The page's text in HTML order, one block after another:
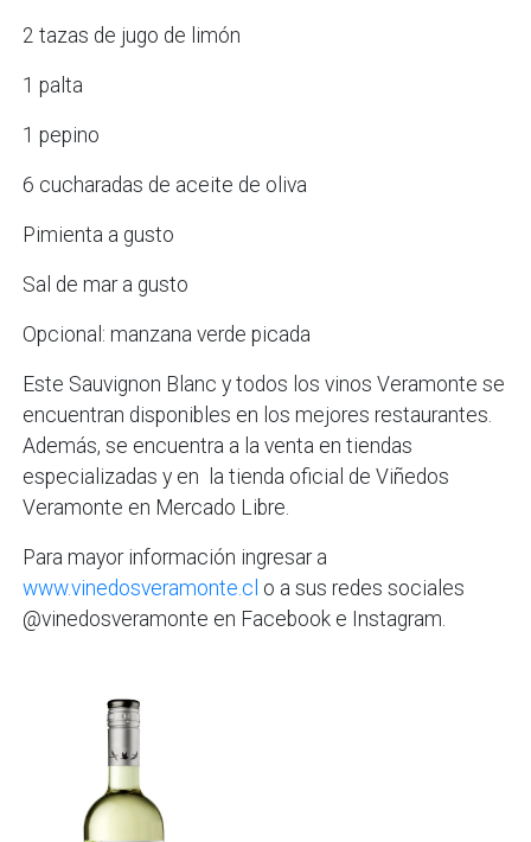
2 tazas de jugo de limón
1 palta
1 pepino
6 cucharadas de aceite de oliva
Pimienta a gusto
Sal de mar a gusto
Opcional: manzana verde picada
Este Sauvignon Blanc y todos los vinos Veramonte se
encuentran disponibles en los mejores restaurantes.
Además, se encuentra a la venta en tiendas
especializadas y en la tienda oficial de Viñedos
Veramonte en Mercado Libre.
Para mayor información ingresar a
www.vinedosveramonte.cl o a sus redes sociales
@vinedosveramonte en Facebook e Instagram.